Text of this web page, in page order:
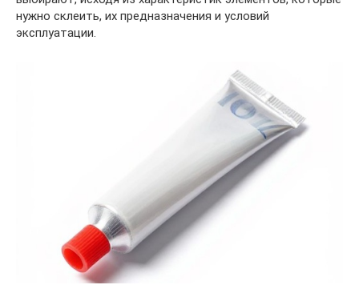
нужно склеить, их предназначения и условий
эксплуатации.